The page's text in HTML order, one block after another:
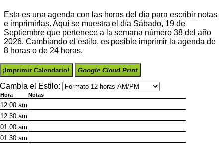
Esta es una agenda con las horas del día para escribir notas
e imprimirlas. Aquí se muestra el día Sábado, 19 de
Septiembre que pertenece a la semana número 38 del año
2026. Cambiando el estilo, es posible imprimir la agenda de
8 horas o de 24 horas.
¡Imprimir Calendario! Google Cloud Print
Cambia el Estilo:
Hora Notas
12:00 am
12:30 am
01:00 am
01:30 am